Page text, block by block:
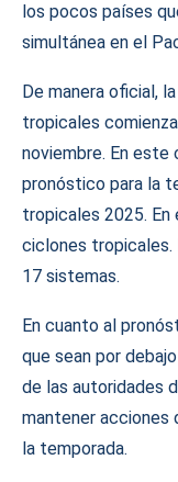
los pocos países
simultánea en el
De manera oficial,
tropicales
noviembre. En este
pronóstico para la
tropicales 2025.
ciclones tropicales.
17 sistemas.
En cuanto al
que sean por
de las autoridades
mantener acciones
la temporada.